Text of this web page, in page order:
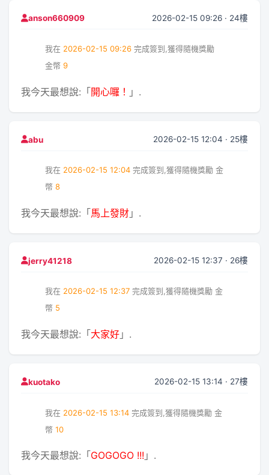
anson660909 2026-02-15 09:26 · 24樓
我在 2026-02-15 09:26 完成簽到,獲得隨機獎勵
金幣 9
我今天最想說:「 開心囉！ 」.
abu 2026-02-15 12:04 · 25樓
我在 2026-02-15 12:04 完成簽到,獲得隨機獎勵 金
幣 8
我今天最想說:「 馬上發財 」.
jerry41218 2026-02-15 12:37 · 26樓
我在 2026-02-15 12:37 完成簽到,獲得隨機獎勵 金
幣 5
我今天最想說:「 大家好 」.
kuotako 2026-02-15 13:14 · 27樓
我在 2026-02-15 13:14 完成簽到,獲得隨機獎勵 金
幣 10
我今天最想說:「 GOGOGO !!! 」.